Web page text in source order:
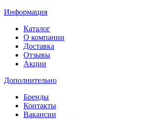
Информация
Каталог
О компании
Доставка
Отзывы
Акции
Дополнительно
Бренды
Контакты
Вакансии